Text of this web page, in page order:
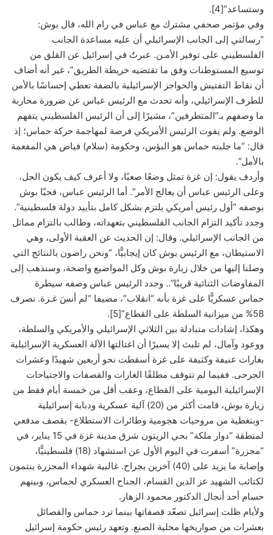
وستساعد”[4].
وفي مؤتمر صحفي مشترك مع عباس في رام الله، قال بوش:
“رسالتي إلى الجانب الإسرائيلي أن عليه مساعدة الجانب
الفلسطيني على توفير الأمـن. عبرتُ في إسرائيل عن القلق من
توسيع المستوطنات وفق ما تقتضيه خريطة الطريق”، غير أنه أضاف
أن نقاط التفتيش والحواجز الإسرائيلية بالضفة تعطي إحساسًا بالأمن
للطرف الإسرائيلي، وأنه تحدث مع الرئيس عباس عن ضرورة محاربة
ما وصفهم بـ”المتطرفين”، مشيرًا إلى أن الرئيس الفلسطيني يتفهم
الوضع. ولم يفوت الرئيس الأمريكي فرصة لمهاجمة حركة حماس؛ إذ
قال: “ما جلبته حماس هو البؤس، وحكومة (سلام) فياض هي المفعمة
بالأمل”.
وأردف يقول: إن غزة تمثل وضعًا صعبًا، ولا أعرف كيف يكون الحل،
وعلى الرئيس عباس أن يعالج الأمر”. أما الرئيس عباس، فحيّا بوش
بوصفه “أول رئيس أمريكي يلتزم بشكل كامل بتأييد دولة فلسطينية”.
وجدد تأكيد التزام الجانب الفلسطيني بتعهداته، وطالب بالتزام مماثل
من الجانب الإسرائيلي. وقال: إن الحديث عن العقبة الأولى، وهي
الاستيطان، مع الرئيس بوش كان إيجابيًّا، “ونحن راضون بالنتائج التي
وصلنا إليها من خلال زيارة بوش وكل المواضيع واضحة، وسنذهب إلى
المفاوضات الثنائية قريبًا”.. وجدد الرئيس عباس وصفه سيطرة
حماس عسكريًّا على غزة بأنه “انقلاب”، مضيفا “لم أنسَ غـزة. نصرف
58% من ميزانية السلطة على القطاع”[5].
وهكذا، إشادات متبادلة بين الثلاثي الإسرائيلي والأمريكي والسلطة،
ووعود وآمال، لم تلبث إلا يسيرًا أن اغتالتها الآلة العسكرية الإسرائيلية
بغارات عنيفة وكثيفة على غزة أسقطت نحو أربعين شهيدًا وعشرات
الجرحى. ففيما لم تتوقف مطلقًا الغارات والقصفات والاجتياحات
الإسرائيلية اليومية على القطاع، وعقب أقل من خمسة أيام فقط من
زيارة بوش، قامت أكثر من (20) آلية عسكرية ودبابة إسرائيلية
-وبتغطية من مروحيات هجومية وطائرات الاستطلاع- بقصف مدفعي
لمنطقة “دوار ملكة” بحي الزيتون شرق مدينة غزة في 15 يناير، في
“مجزرة” أسفرت في اليوم الأول عن استشهاد (18) فلسطينيًّا،
وإصابة ما يزيد على (40) آخرين بجراح. غالبية شهداء المجزرة ينتمون
لكتائب الشهيد عز الدين القسام، الجناح العسكري لحماس، وبينهم
حسام أحد أنجال الدكتور محمود الزهار.
ولأيام ظلت إسرائيل تصعّد قصفاتها بينما ترد حماس والفصائل
بعشرات من صواريخها محلية الصنع. وتعهد رئيس حكومة إسرائيل